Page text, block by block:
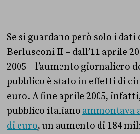
Se si guardano però solo i dati
Berlusconi II – dall’11 aprile
2005 – l’aumento giornaliero
pubblico è stato in effetti di
euro. A fine aprile 2005,
pubblico italiano ammontava
di euro, un aumento di 184